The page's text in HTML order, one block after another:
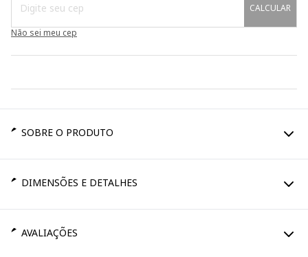
CALCULAR
Não sei meu cep
SOBRE O PRODUTO
DIMENSÕES E DETALHES
AVALIAÇÕES